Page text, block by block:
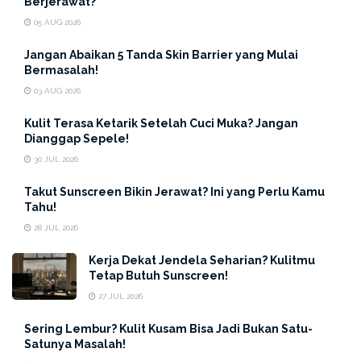
Untuk ERHAFriendsyang kesehariannya terbiasa
menggunakan beberapa produk
residu pada produk tidak akan bisa sepenuhnya
terangkat oleh
menyumbat pori-pori yang ada pada kulit kepala dan
bisa menyebabkan iritasi serta masalah lainnya. Solusi
eksfoliasi pada kulit kepala kalian.
05 AUG 2026
Jangan Abaikan 5 Tanda Skin Barrier yang Mulai
Bermasalah!
03 AUG 2026
Kulit Terasa Ketarik Setelah Cuci Muka? Jangan
Dianggap Sepele!
30 JUL 2026
Takut Sunscreen Bikin Jerawat? Ini yang Perlu Kamu
Tahu!
28 JUL 2026
Kerja Dekat Jendela Seharian? Kulitmu
Tetap Butuh Sunscreen!
27 JUL 2026
Sering Lembur? Kulit Kusam Bisa Jadi Bukan Satu-
Satunya Masalah!